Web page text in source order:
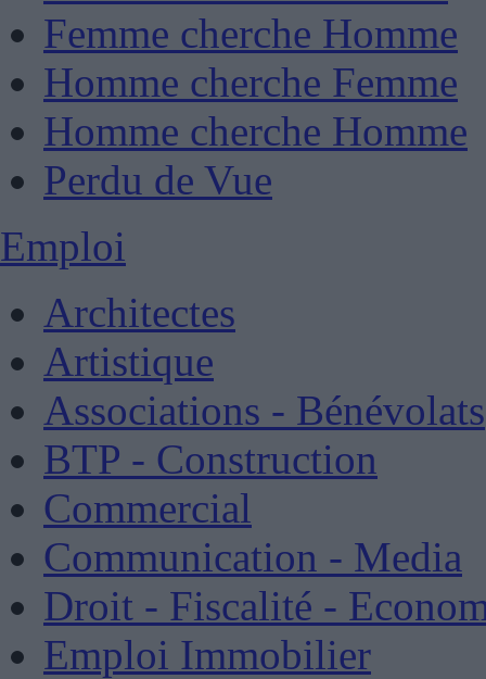
Femme cherche Homme
Homme cherche Femme
Homme cherche Homme
Perdu de Vue
Emploi
Architectes
Artistique
Associations - Bénévolats
BTP - Construction
Commercial
Communication - Media
Droit - Fiscalité -
Emploi Immobilier